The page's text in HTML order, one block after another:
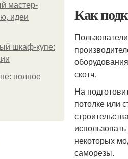
мастер-
идеи
шкаф-купе:
полное
Как
скотч.
На
потолке или
некоторых
саморезы.